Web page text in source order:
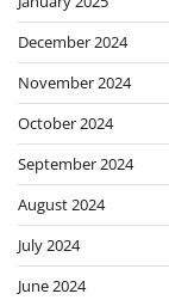
December 2024
November 2024
October 2024
September 2024
August 2024
July 2024
June 2024